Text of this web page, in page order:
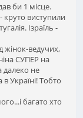
би 1 місце.
виступили
Ізраїль -
жінок-ведучих,
СУПЕР на
далеко не
Україні! Тобто
багато хто